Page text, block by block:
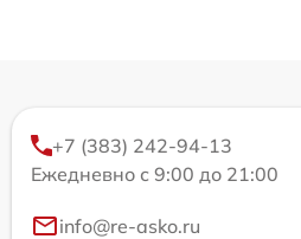
+7 (383) 242-94-13
Ежедневно с 9:00 до 21:00
info@re-asko.ru